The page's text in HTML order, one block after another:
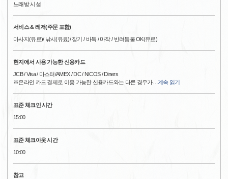
노래방 시설
서비스 & 레저(주문 포함)
마사지(유료)/ 낚시(유료)/ 장기 / 바둑 / 마작 / 반려동물 OK(유료)
현지에서 사용 가능한 신용카드
JCB / Visa / 마스터/AMEX / DC / NICOS / Diners
※온라인 카드 결제로 이용 가능한 신용카드와는 다른 경우가… 계속 읽기
표준 체크인 시간
15:00
표준 체크아웃 시간
10:00
참고